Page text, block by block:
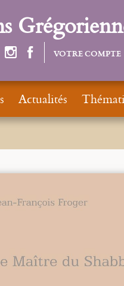
VOTRE COMPTE
Actualités
des cookies